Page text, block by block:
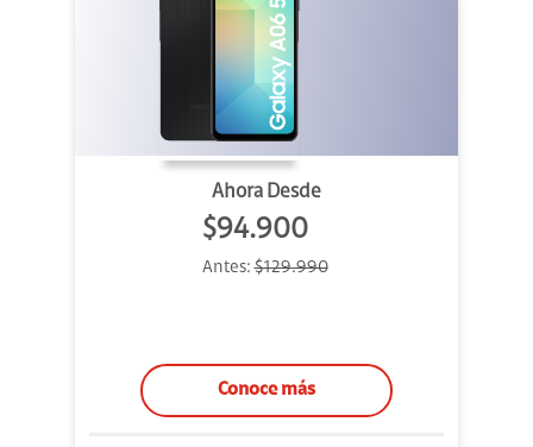
Ahora Desde
$94.900
Antes:$129.990
Conoce más